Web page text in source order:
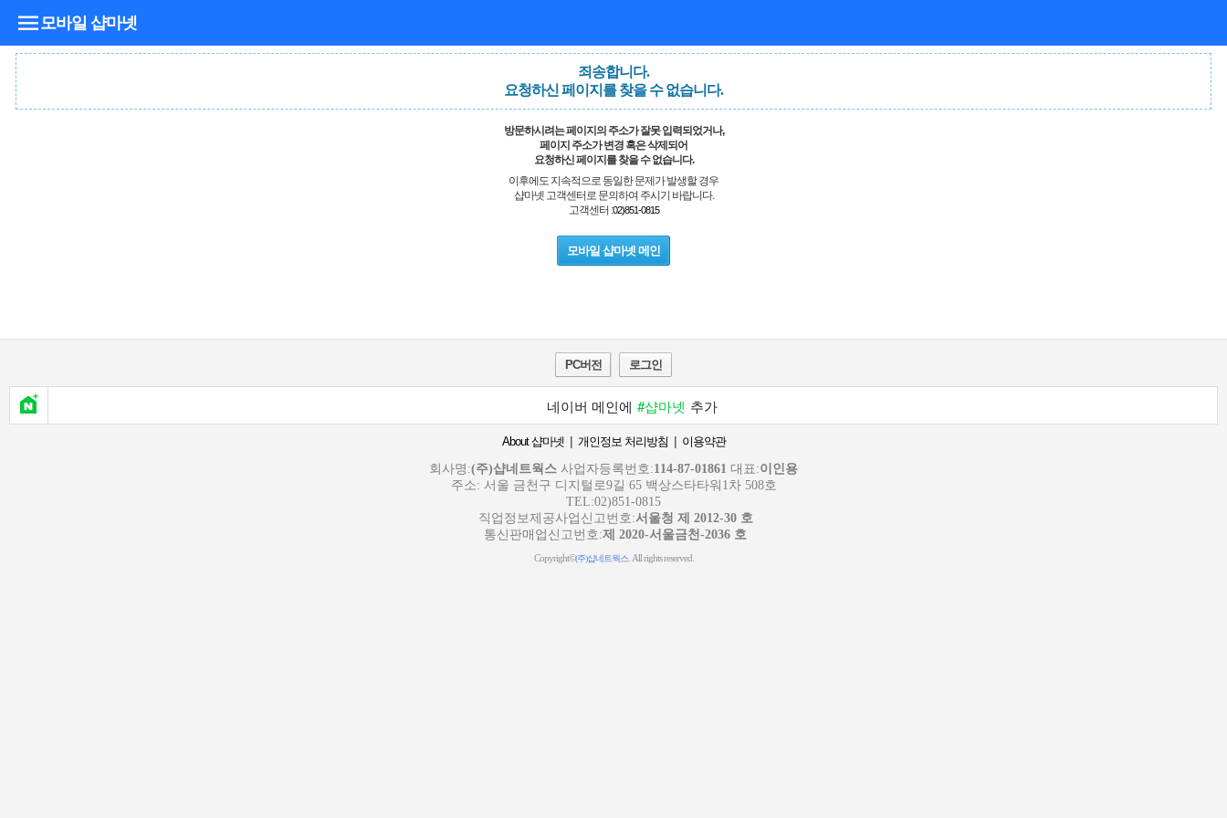
모바일 샵마넷
죄송합니다.
요청하신 페이지를 찾을 수 없습니다.
방문하시려는 페이지의 주소가 잘못 입력되었거나,
페이지 주소가 변경 혹은 삭제되어
요청하신 페이지를 찾을 수 없습니다.
이후에도 지속적으로 동일한 문제가 발생할 경우
샵마넷 고객센터로 문의하여 주시기 바랍니다.
고객센터 :02)851-0815
모바일 샵마넷 메인
PC버전 로그인
네이버 메인에 #샵마넷 추가
About 샵마넷 | 개인정보 처리방침 | 이용약관
회사명:(주)샵네트웍스 사업자등록번호:114-87-01861 대표:이인용
주소: 서울 금천구 디지털로9길 65 백상스타타워1차 508호
TEL:02)851-0815
직업정보제공사업신고번호:서울청 제 2012-30 호
통신판매업신고번호:제 2020-서울금천-2036 호
Copyright©(주)샵네트웍스. All rights reserved.